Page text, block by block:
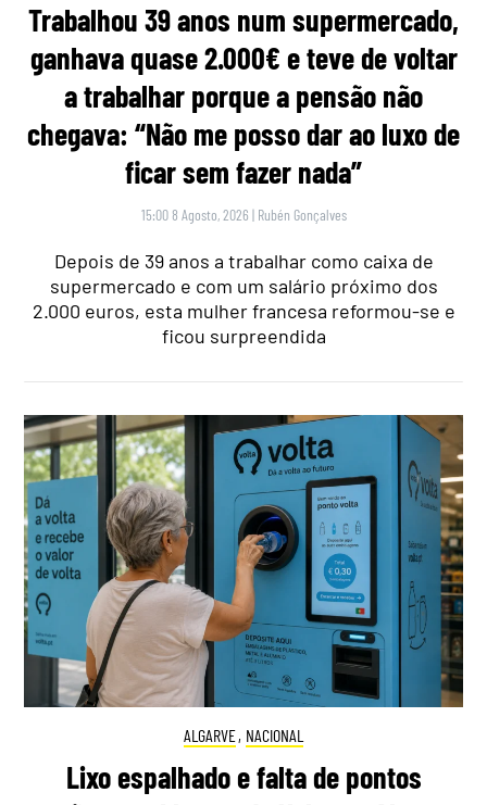
Trabalhou 39 anos num supermercado,
ganhava quase 2.000€ e teve de voltar
a trabalhar porque a pensão não
chegava: “Não me posso dar ao luxo de
ficar sem fazer nada”
15:00 8 Agosto, 2026 | Rubén Gonçalves
Depois de 39 anos a trabalhar como caixa de
supermercado e com um salário próximo dos
2.000 euros, esta mulher francesa reformou-se e
ficou surpreendida
ALGARVE, NACIONAL
Lixo espalhado e falta de pontos